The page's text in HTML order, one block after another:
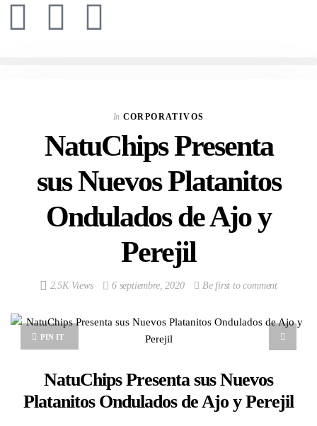
In CORPORATIVOS
NatuChips Presenta
sus Nuevos Platanitos
Ondulados de Ajo y
Perejil
2.5K Views 6 septiembre, 2020 Be first to comment
PIN IT
NatuChips Presenta sus Nuevos
Platanitos Ondulados de Ajo y Perejil